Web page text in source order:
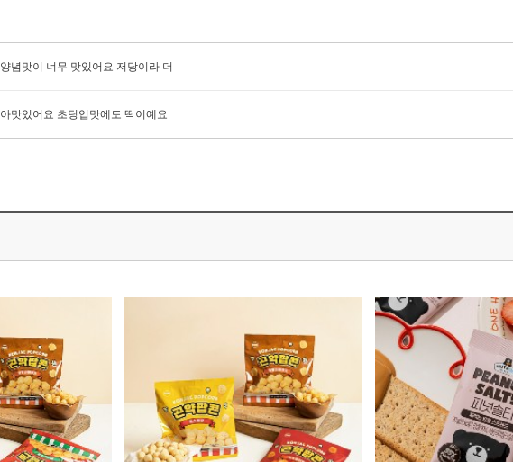
양념맛이 너무 맛있어요 저당이라 더
아맛있어요 초딩입맛에도 딱이예요